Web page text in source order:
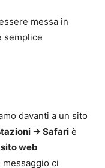
messa in
semplice
davanti a un sito
-> Safari è
web
ci